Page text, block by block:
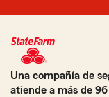
Una compañía de
atiende a más de